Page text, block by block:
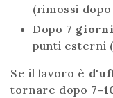
(rimossi
Dopo 7 giorni
punti esterni
Se il lavoro è
tornare dopo 7-